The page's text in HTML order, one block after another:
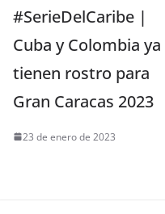
#SerieDelCaribe |
Cuba y Colombia ya
tienen rostro para
Gran Caracas 2023
23 de enero de 2023